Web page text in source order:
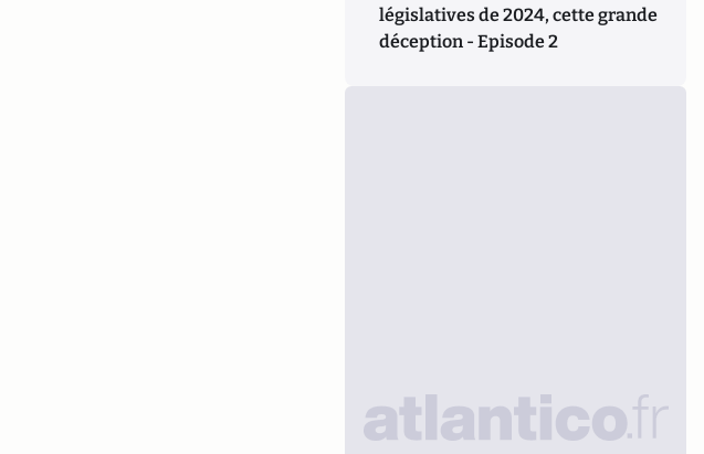
législatives de 2024, cette grande
déception - Episode 2